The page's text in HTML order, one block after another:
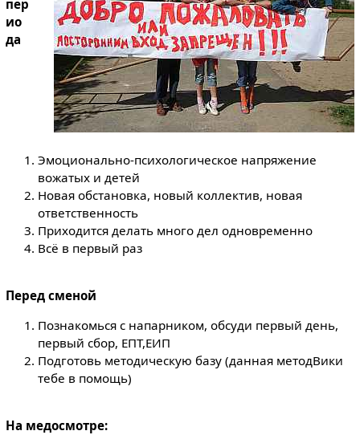
пер
ио
да
Эмоционально-психологическое напряжение
вожатых и детей
Новая обстановка, новый коллектив, новая
ответственность
Приходится делать много дел одновременно
Всё в первый раз
Перед сменой
Познакомься с напарником, обсуди первый день,
первый сбор, ЕПТ,ЕИП
Подготовь методическую базу (данная методВики
тебе в помощь)
На медосмотре: